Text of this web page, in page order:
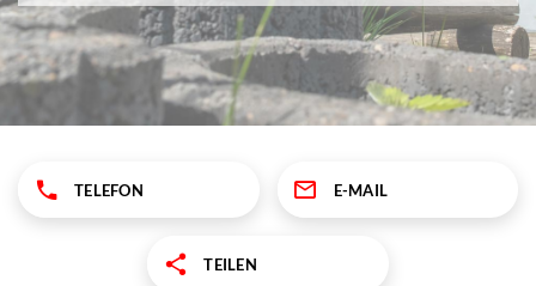
TELEFON E-MAIL
TEILEN